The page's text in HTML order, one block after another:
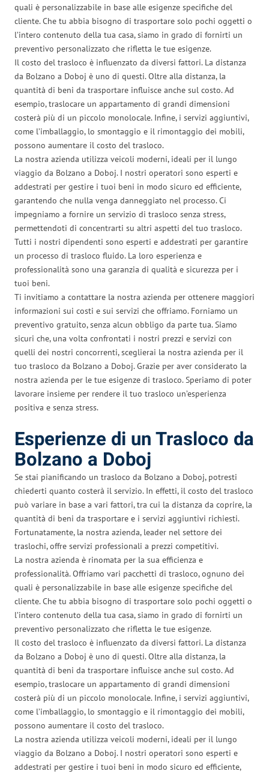
quali è personalizzabile in base alle esigenze specifiche del
cliente. Che tu abbia bisogno di trasportare solo pochi oggetti o
l’intero contenuto della tua casa, siamo in grado di fornirti un
preventivo personalizzato che rifletta le tue esigenze.
Il costo del trasloco è influenzato da diversi fattori. La distanza
da Bolzano a Doboj è uno di questi. Oltre alla distanza, la
quantità di beni da trasportare influisce anche sul costo. Ad
esempio, traslocare un appartamento di grandi dimensioni
costerà più di un piccolo monolocale. Infine, i servizi aggiuntivi,
come l’imballaggio, lo smontaggio e il rimontaggio dei mobili,
possono aumentare il costo del trasloco.
La nostra azienda utilizza veicoli moderni, ideali per il lungo
viaggio da Bolzano a Doboj. I nostri operatori sono esperti e
addestrati per gestire i tuoi beni in modo sicuro ed efficiente,
garantendo che nulla venga danneggiato nel processo. Ci
impegniamo a fornire un servizio di trasloco senza stress,
permettendoti di concentrarti su altri aspetti del tuo trasloco.
Tutti i nostri dipendenti sono esperti e addestrati per garantire
un processo di trasloco fluido. La loro esperienza e
professionalità sono una garanzia di qualità e sicurezza per i
tuoi beni.
Ti invitiamo a contattare la nostra azienda per ottenere maggiori
informazioni sui costi e sui servizi che offriamo. Forniamo un
preventivo gratuito, senza alcun obbligo da parte tua. Siamo
sicuri che, una volta confrontati i nostri prezzi e servizi con
quelli dei nostri concorrenti, sceglierai la nostra azienda per il
tuo trasloco da Bolzano a Doboj. Grazie per aver considerato la
nostra azienda per le tue esigenze di trasloco. Speriamo di poter
lavorare insieme per rendere il tuo trasloco un’esperienza
positiva e senza stress.
Esperienze di un Trasloco da
Bolzano a Doboj
Se stai pianificando un trasloco da Bolzano a Doboj, potresti
chiederti quanto costerà il servizio. In effetti, il costo del trasloco
può variare in base a vari fattori, tra cui la distanza da coprire, la
quantità di beni da trasportare e i servizi aggiuntivi richiesti.
Fortunatamente, la nostra azienda, leader nel settore dei
traslochi, offre servizi professionali a prezzi competitivi.
La nostra azienda è rinomata per la sua efficienza e
professionalità. Offriamo vari pacchetti di trasloco, ognuno dei
quali è personalizzabile in base alle esigenze specifiche del
cliente. Che tu abbia bisogno di trasportare solo pochi oggetti o
l’intero contenuto della tua casa, siamo in grado di fornirti un
preventivo personalizzato che rifletta le tue esigenze.
Il costo del trasloco è influenzato da diversi fattori. La distanza
da Bolzano a Doboj è uno di questi. Oltre alla distanza, la
quantità di beni da trasportare influisce anche sul costo. Ad
esempio, traslocare un appartamento di grandi dimensioni
costerà più di un piccolo monolocale. Infine, i servizi aggiuntivi,
come l’imballaggio, lo smontaggio e il rimontaggio dei mobili,
possono aumentare il costo del trasloco.
La nostra azienda utilizza veicoli moderni, ideali per il lungo
viaggio da Bolzano a Doboj. I nostri operatori sono esperti e
addestrati per gestire i tuoi beni in modo sicuro ed efficiente,